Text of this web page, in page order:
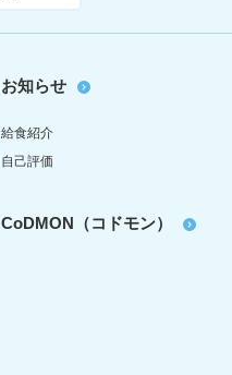
お知らせ
給食紹介
自己評価
CoDMON（コドモン）